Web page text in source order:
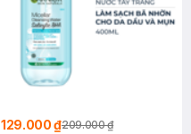
129.000 ₫209.000 ₫